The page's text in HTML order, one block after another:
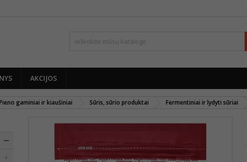
AKCIJOS
gaminiai ir kiaušiniai Sūris, sūrio produktai Fermentiniai ir lydyti sūriai